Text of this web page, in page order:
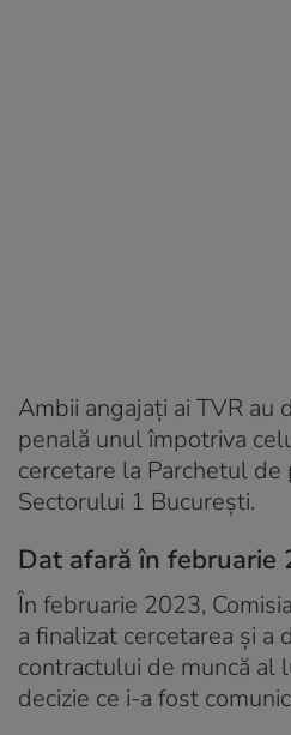
Ambii angajați ai TVR au
penală unul împotriva
cercetare la Parchetul de
Sectorului 1 București.
Dat afară în februarie
În februarie 2023,
a finalizat cercetarea și a
contractului de muncă al
decizie ce i-a fost